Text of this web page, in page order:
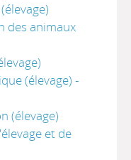
des animaux
(élevage) -
(élevage)
et de